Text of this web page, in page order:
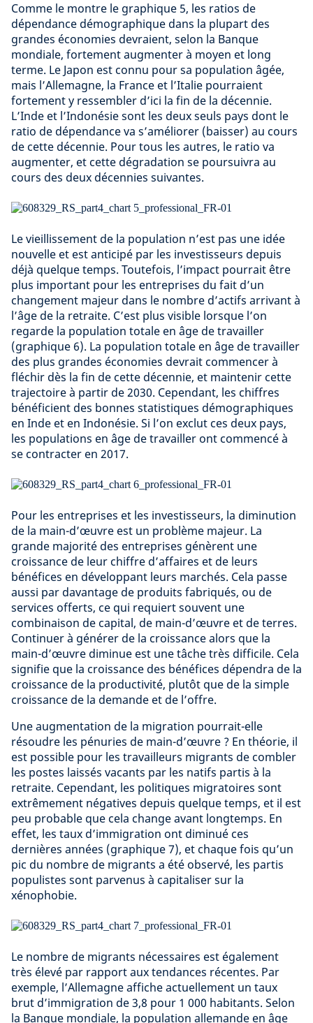
Comme le montre le graphique 5, les ratios de
dépendance démographique dans la plupart des
grandes économies devraient, selon la Banque
mondiale, fortement augmenter à moyen et long
terme. Le Japon est connu pour sa population âgée,
mais l’Allemagne, la France et l’Italie pourraient
fortement y ressembler d’ici la fin de la décennie.
L’Inde et l’Indonésie sont les deux seuls pays dont le
ratio de dépendance va s’améliorer (baisser) au cours
de cette décennie. Pour tous les autres, le ratio va
augmenter, et cette dégradation se poursuivra au
cours des deux décennies suivantes.
Le vieillissement de la population n’est pas une idée
nouvelle et est anticipé par les investisseurs depuis
déjà quelque temps. Toutefois, l’impact pourrait être
plus important pour les entreprises du fait d’un
changement majeur dans le nombre d’actifs arrivant à
l’âge de la retraite. C’est plus visible lorsque l’on
regarde la population totale en âge de travailler
(graphique 6). La population totale en âge de travailler
des plus grandes économies devrait commencer à
fléchir dès la fin de cette décennie, et maintenir cette
trajectoire à partir de 2030. Cependant, les chiffres
bénéficient des bonnes statistiques démographiques
en Inde et en Indonésie. Si l’on exclut ces deux pays,
les populations en âge de travailler ont commencé à
se contracter en 2017.
Pour les entreprises et les investisseurs, la diminution
de la main-d’œuvre est un problème majeur. La
grande majorité des entreprises génèrent une
croissance de leur chiffre d’affaires et de leurs
bénéfices en développant leurs marchés. Cela passe
aussi par davantage de produits fabriqués, ou de
services offerts, ce qui requiert souvent une
combinaison de capital, de main-d’œuvre et de terres.
Continuer à générer de la croissance alors que la
main-d’œuvre diminue est une tâche très difficile. Cela
signifie que la croissance des bénéfices dépendra de la
croissance de la productivité, plutôt que de la simple
croissance de la demande et de l’offre.
Une augmentation de la migration pourrait-elle
résoudre les pénuries de main-d’œuvre ? En théorie, il
est possible pour les travailleurs migrants de combler
les postes laissés vacants par les natifs partis à la
retraite. Cependant, les politiques migratoires sont
extrêmement négatives depuis quelque temps, et il est
peu probable que cela change avant longtemps. En
effet, les taux d’immigration ont diminué ces
dernières années (graphique 7), et chaque fois qu’un
pic du nombre de migrants a été observé, les partis
populistes sont parvenus à capitaliser sur la
xénophobie.
Le nombre de migrants nécessaires est également
très élevé par rapport aux tendances récentes. Par
exemple, l’Allemagne affiche actuellement un taux
brut d’immigration de 3,8 pour 1 000 habitants. Selon
la Banque mondiale, la population allemande en âge